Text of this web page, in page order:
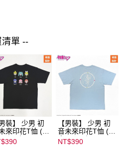
單 --
裝】 少男 初
來印花T恤 (初
ク) ｜
【男裝】 少男 初
音未來印花T恤 (初
音ミク) ｜
08022B01232000
NT$390